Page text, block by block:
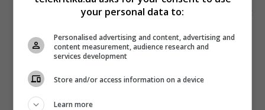
Наступна стаття
РЕДАКТОР
your personal data to:
Personalised advertising and content, advertising and
content measurement, audience research and
services development
Store and/or access information on a device
Learn more